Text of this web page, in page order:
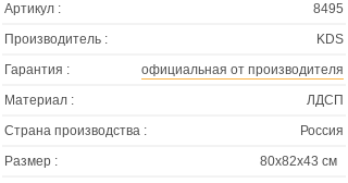
Артикул :
8495
Производитель :
KDS
Гарантия :
официальная от производителя
Материал :
ЛДСП
Страна производства :
Россия
Размер :
80х82х43 см